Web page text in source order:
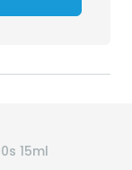
15ml